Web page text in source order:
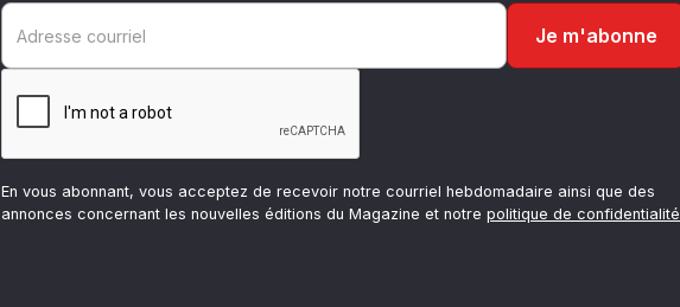
En vous abonnant, vous acceptez de recevoir notre courriel hebdomadaire ainsi que des
annonces concernant les nouvelles éditions du Magazine et notre politique de confidentialité